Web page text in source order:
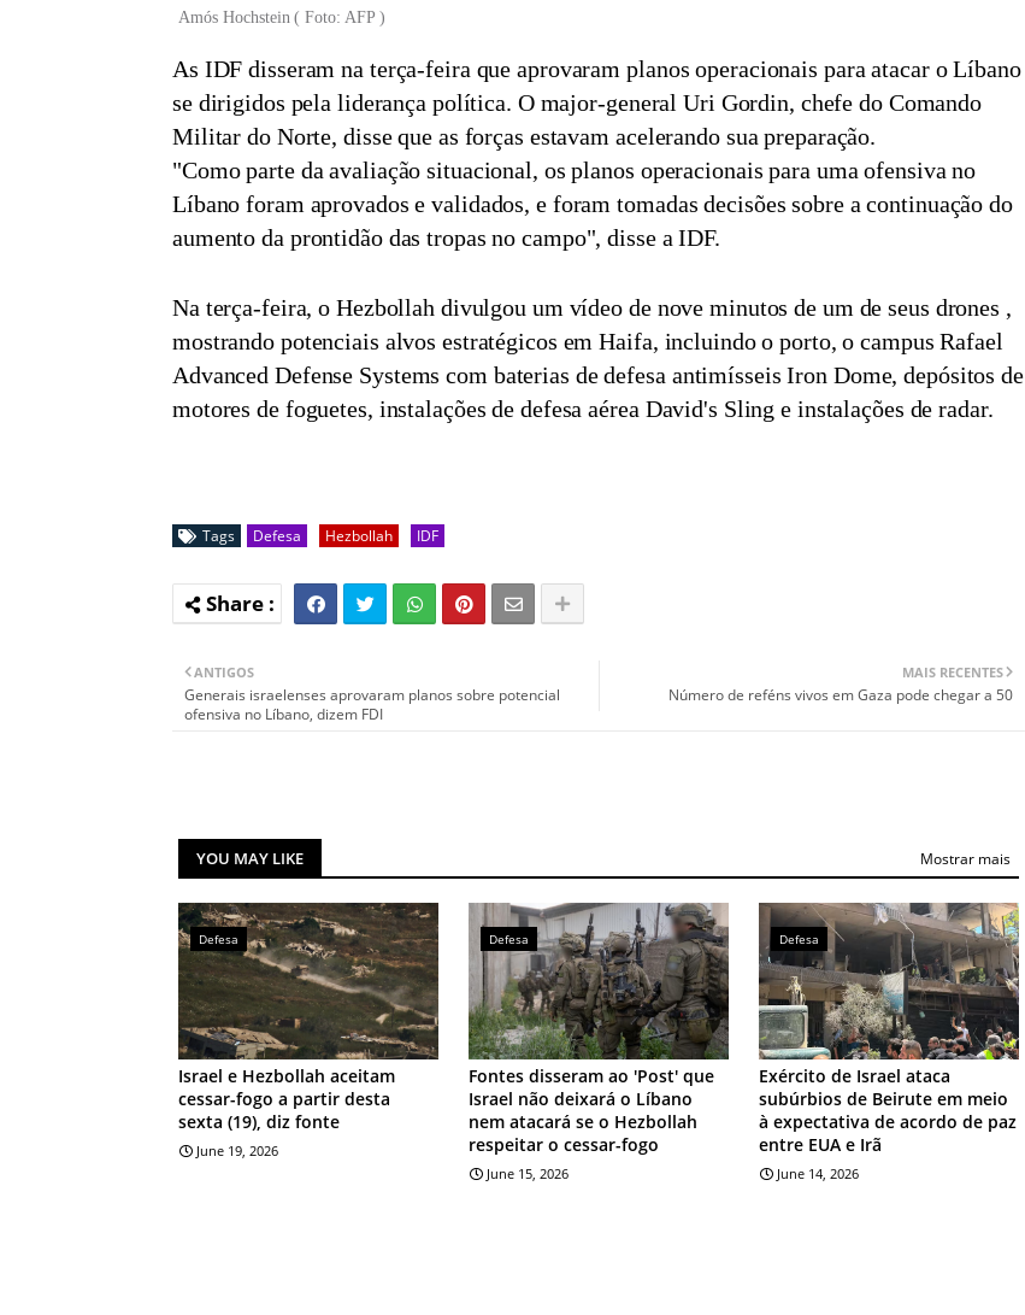
Amós Hochstein ( Foto: AFP )
As IDF disseram na terça-feira que aprovaram planos operacionais para atacar o Líbano
se dirigidos pela liderança política. O major-general Uri Gordin, chefe do Comando
Militar do Norte, disse que as forças estavam acelerando sua preparação.
"Como parte da avaliação situacional, os planos operacionais para uma ofensiva no
Líbano foram aprovados e validados, e foram tomadas decisões sobre a continuação do
aumento da prontidão das tropas no campo", disse a IDF.
Na terça-feira, o Hezbollah divulgou um vídeo de nove minutos de um de seus drones ,
mostrando potenciais alvos estratégicos em Haifa, incluindo o porto, o campus Rafael
Advanced Defense Systems com baterias de defesa antimísseis Iron Dome, depósitos de
motores de foguetes, instalações de defesa aérea David's Sling e instalações de radar.
Tags Defesa Hezbollah IDF
MAIS RECENTES
Número de reféns vivos em Gaza pode chegar a 50
ANTIGOS
Generais israelenses aprovaram planos sobre potencial
ofensiva no Líbano, dizem FDI
YOU MAY LIKE Mostrar mais
Defesa
Israel e Hezbollah aceitam
cessar-fogo a partir desta
sexta (19), diz fonte
June 19, 2026
Defesa
Fontes disseram ao 'Post' que
Israel não deixará o Líbano
nem atacará se o Hezbollah
respeitar o cessar-fogo
June 15, 2026
Defesa
Exército de Israel ataca
subúrbios de Beirute em meio
à expectativa de acordo de paz
entre EUA e Irã
June 14, 2026